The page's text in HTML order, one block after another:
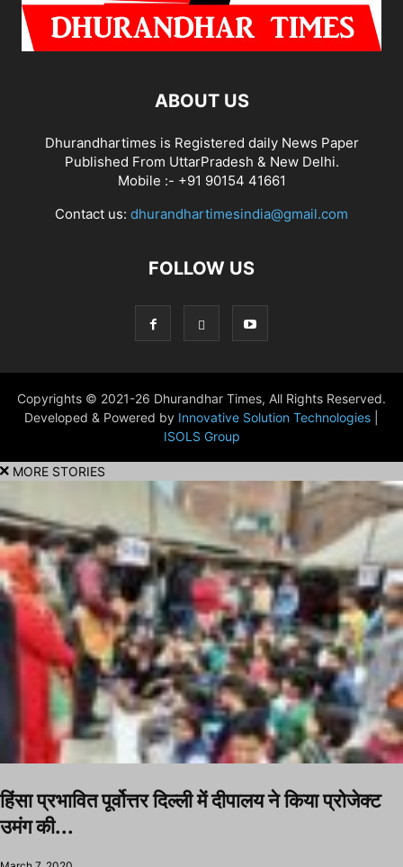
ABOUT US
Dhurandhartimes is Registered daily News Paper
Published From UttarPradesh & New Delhi.
Mobile :- +91 90154 41661
Contact us: dhurandhartimesindia@gmail.com
FOLLOW US
Copyrights © 2021-26 Dhurandhar Times, All Rights Reserved.
Developed & Powered by Innovative Solution Technologies
ISOLS Group
MORE STORIES
हिंसा प्रभावित पूर्वोत्तर दिल्ली में दीपालय ने किया प्रोजेक्ट
उमंग की...